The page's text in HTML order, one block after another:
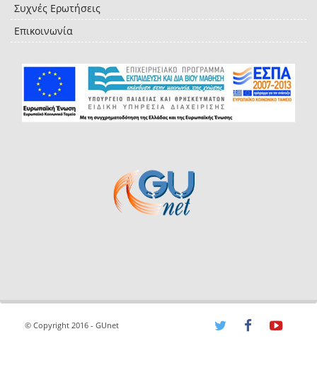
Συχνές Ερωτήσεις
Επικοινωνία
© Copyright 2016 - GUnet